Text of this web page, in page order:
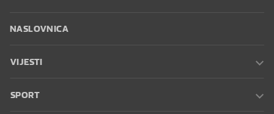
NASLOVNICA
VIJESTI
SPORT